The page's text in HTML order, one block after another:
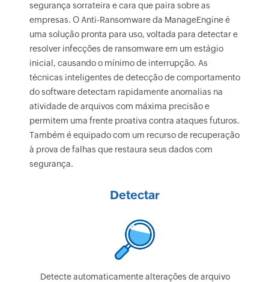
segurança sorrateira e cara que paira sobre as
empresas. O Anti-Ransomware da ManageEngine é
uma solução pronta para uso, voltada para detectar e
resolver infecções de ransomware em um estágio
inicial, causando o mínimo de interrupção. As
técnicas inteligentes de detecção de comportamento
do software detectam rapidamente anomalias na
atividade de arquivos com máxima precisão e
permitem uma frente proativa contra ataques futuros.
Também é equipado com um recurso de recuperação
à prova de falhas que restaura seus dados com
segurança.
Detectar
Detecte automaticamente alterações de arquivo